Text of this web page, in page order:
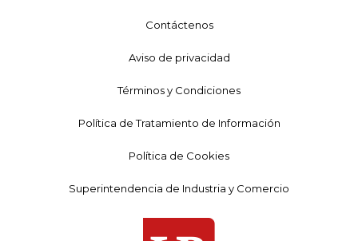
Contáctenos
Aviso de privacidad
Términos y Condiciones
Política de Tratamiento de Información
Política de Cookies
Superintendencia de Industria y Comercio